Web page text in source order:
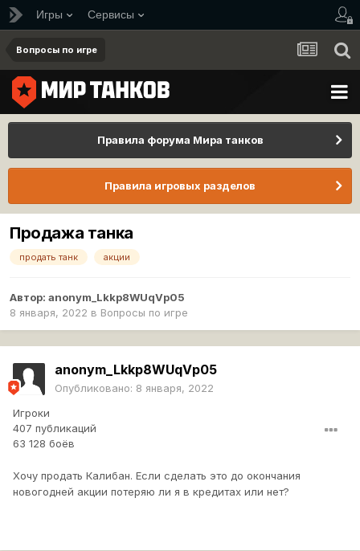
Игры Сервисы
Вопросы по игре
Правила форума Мира танков
Правила игровых разделов
Продажа танка
продать танк акции
Автор: anonym_Lkkp8WUqVp05
8 января, 2022 в Вопросы по игре
anonym_Lkkp8WUqVp05
Опубликовано: 8 января, 2022
Игроки
407 публикаций
63 128 боёв
Хочу продать Калибан. Если сделать это до окончания
новогодней акции потеряю ли я в кредитах или нет?